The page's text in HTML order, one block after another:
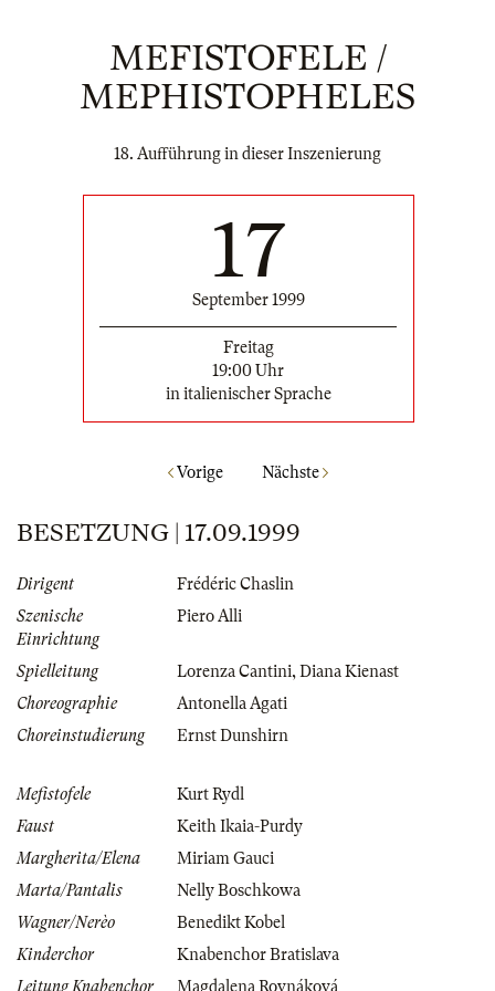
MEFISTOFELE /
MEPHISTOPHELES
18. Aufführung in dieser Inszenierung
17
September 1999
Freitag
19:00 Uhr
in italienischer Sprache
Vorige Nächste
BESETZUNG | 17.09.1999
Dirigent
Frédéric Chaslin
Szenische
Einrichtung
Piero Alli
Spielleitung Lorenza Cantini,Diana Kienast
Choreographie
Antonella Agati
Choreinstudierung
Ernst Dunshirn
Mefistofele
Kurt Rydl
Faust
Keith Ikaia-Purdy
Margherita/Elena
Miriam Gauci
Marta/Pantalis
Nelly Boschkowa
Wagner/Nerèo
Benedikt Kobel
Kinderchor
Knabenchor Bratislava
Leitung Knabenchor
Magdalena Rovnáková